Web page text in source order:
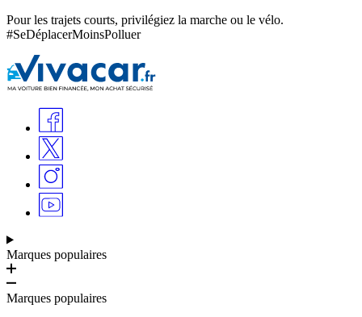
Pour les trajets courts, privilégiez la marche ou le vélo.
#SeDéplacerMoinsPolluer
Marques populaires
Marques populaires